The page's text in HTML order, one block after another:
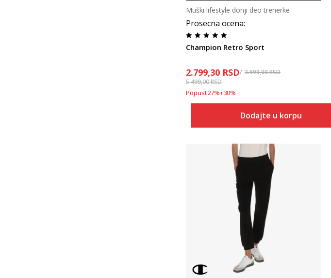
Prosecna ocena:
Champion Retro Sport
Muški lifestyle donji deo trenerke
2.799,30 RSD 3.999,00RSD
5.499,00RSD
Popust27%+30%
Dodajte u korpu
Uporedi